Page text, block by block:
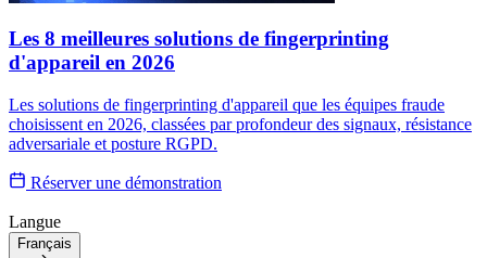
Les 8 meilleures solutions de fingerprinting
d'appareil en 2026
Les solutions de fingerprinting d'appareil que les équipes fraude
choisissent en 2026, classées par profondeur des signaux, résistance
adversariale et posture RGPD.
Réserver une démonstration
Langue
Français